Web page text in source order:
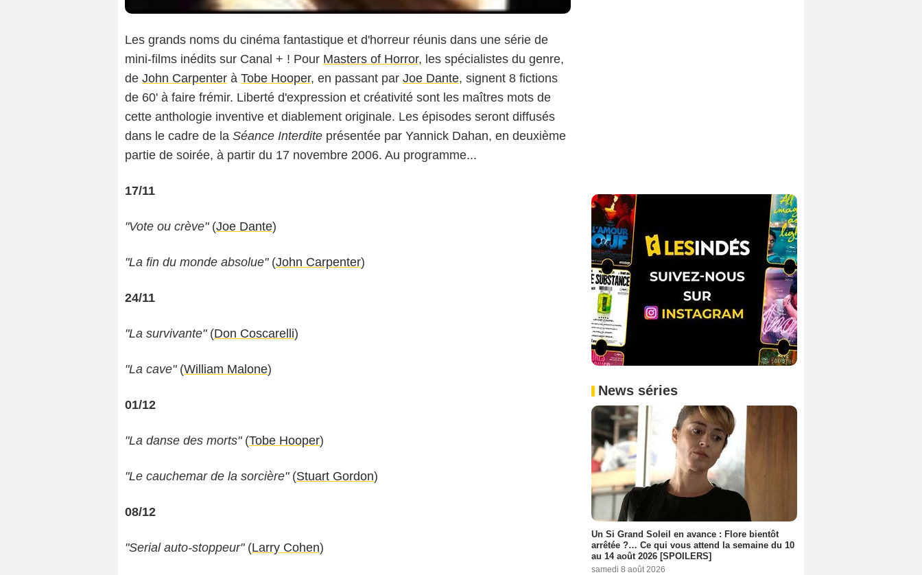
Les grands noms du cinéma fantastique et d'horreur réunis dans une série de
mini-films inédits sur Canal + ! Pour Masters of Horror, les spécialistes du genre,
de John Carpenter à Tobe Hooper, en passant par Joe Dante, signent 8 fictions
de 60' à faire frémir. Liberté d'expression et créativité sont les maîtres mots de
cette anthologie inventive et diablement originale. Les épisodes seront diffusés
dans le cadre de la Séance Interdite présentée par Yannick Dahan, en deuxième
partie de soirée, à partir du 17 novembre 2006. Au programme...
17/11
"Vote ou crève"(Joe Dante)
"La fin du monde absolue"(John Carpenter)
24/11
"La survivante"(Don Coscarelli)
"La cave"(William Malone)
01/12
"La danse des morts"(Tobe Hooper)
"Le cauchemar de la sorcière"(Stuart Gordon)
08/12
"Serial auto-stoppeur"(Larry Cohen)
News séries
Un Si Grand Soleil en avance : Flore bientôt
arrêtée ?… Ce qui vous attend la semaine du 10
au 14 août 2026 [SPOILERS]
samedi 8 août 2026